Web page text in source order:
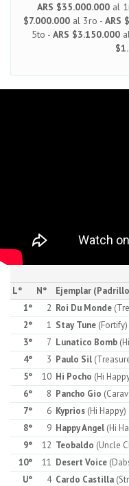
ARS $35.000.000al
$7.000.000 al 3ro - ARS
5to - ARS $3.150.000
L°
N° Ejemplar
1°
2 Roi Du Monde
2°
1 Stay Tune (Fortify)
3°
7 Lunatico Bomb
4°
3 Paulo Sil
5°
10 Hi Pocho (Hi
6°
8 Pancho Gio
7°
6 Kyprios (Hi Happy)
8°
9 Happy Angel (Hi
9°
12 Teobaldo (Uncle
10°
11 Desert Voice
U°
4 Cardo Castilla